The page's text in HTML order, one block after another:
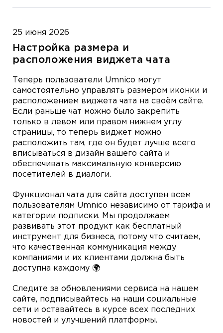
25 июня 2026
Настройка размера и
расположения виджета чата
Теперь пользователи Umnico могут
самостоятельно управлять размером иконки и
расположением виджета чата на своём сайте.
Если раньше чат можно было закрепить
только в левом или правом нижнем углу
страницы, то теперь виджет можно
расположить там, где он будет лучше всего
вписываться в дизайн вашего сайта и
обеспечивать максимальную конверсию
посетителей в диалоги.
Функционал чата для сайта доступен всем
пользователям Umnico независимо от тарифа и
категории подписки. Мы продолжаем
развивать этот продукт как бесплатный
инструмент для бизнеса, потому что считаем,
что качественная коммуникация между
компаниями и их клиентами должна быть
доступна каждому 🌍
Следите за обновлениями сервиса на нашем
сайте, подписывайтесь на наши социальные
сети и оставайтесь в курсе всех последних
новостей и улучшений платформы.